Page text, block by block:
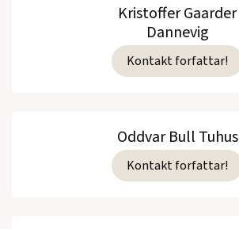
Kristoffer Gaarder
Dannevig
Kontakt forfattar!
Oddvar Bull Tuhus
Kontakt forfattar!